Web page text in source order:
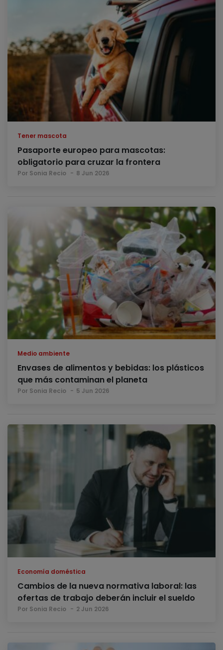
Tener mascota
Pasaporte europeo para mascotas:
obligatorio para cruzar la frontera
Por Sonia Recio 8 Jun 2026
Medio ambiente
Envases de alimentos y bebidas: los plásticos
que más contaminan el planeta
Por Sonia Recio 5 Jun 2026
Economía doméstica
Cambios de la nueva normativa laboral: las
ofertas de trabajo deberán incluir el sueldo
Por Sonia Recio 2 Jun 2026